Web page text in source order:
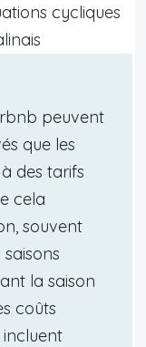
cycliques
peuvent
que les
des tarifs
cela
souvent
la saison
coûts